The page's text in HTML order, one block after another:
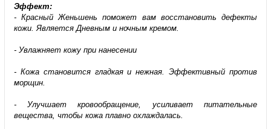
Эффект:
- Красный Женьшень поможет вам восстановить дефекты
кожи. Является Дневным и ночным кремом.
- Увлажняет кожу при нанесении
- Кожа становится гладкая и нежная. Эффективный против
морщин.
- Улучшает кровообращение, усиливает питательные
вещества, чтобы кожа плавно охлаждалась.